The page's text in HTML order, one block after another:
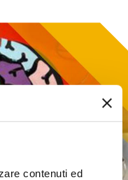
contenuti ed